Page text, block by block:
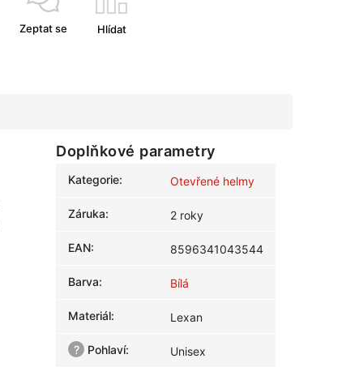
Zeptat se Hlídat
Doplňkové parametry
Kategorie: Otevřené helmy
Záruka: 2 roky
EAN: 8596341043544
Barva: Bílá
Materiál: Lexan
? Pohlaví: Unisex